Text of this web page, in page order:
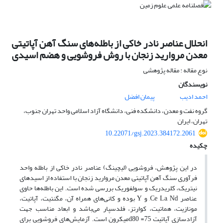
انحلال عناصر نادر خاکی از باطله‌های سنگ آهن آپاتیتی
معدن مروارید زنجان با روش فروشویی و هضم اسیدی
نوع مقاله : مقاله پژوهشی
نویسندگان
احمد ادیب
پیمان افضل
گروه نفت و معدن، دانشکده فنی، دانشگاه آزاد اسلامی واحد تهران جنوب،
تهران، ایران
10.22071/gsj.2023.384172.2061
چکیده
در این پژوهش، فروشویی (لیچینگ) عناصر نادر خاکی از باطله واحد
فرآوری سنگ آهن آپاتیتی معدن مروارید زنجان با استفاده از اسیدهای
نیتریک، کلریدریک و سولفوریک بررسی شده است. این باطله‌ها حاوی
عناصر Ce La, Nd, و Y بوده و کانی‌های همراه آن، مگنتیت، آپاتیت،
مونازیت، هماتیت، کوارتز، فلدسپار می‌باشد و ابعاد مناسب جهت
آزادسازی آپاتیت 75= d80میکرون است. آزمایش‌های فروشویی برای